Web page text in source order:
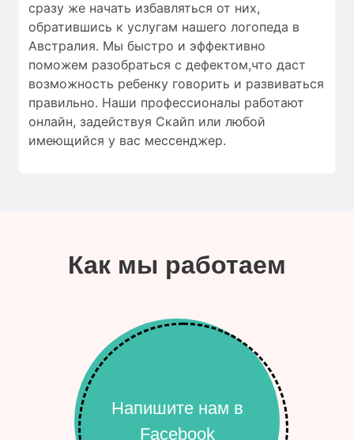
сразу же начать избавляться от них,
обратившись к услугам нашего логопеда в
Австралия. Мы быстро и эффективно
поможем разобраться с дефектом,что даст
возможность ребенку говорить и развиваться
правильно. Наши профессионалы работают
онлайн, задействуя Скайп или любой
имеющийся у вас мессенджер.
Как мы работаем
Напишите нам в
Facebook